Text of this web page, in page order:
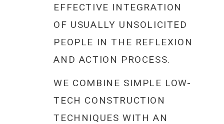
EFFECTIVE INTEGRATION
OF USUALLY UNSOLICITED
PEOPLE IN THE REFLEXION
AND ACTION PROCESS.
WE COMBINE SIMPLE LOW-
TECH CONSTRUCTION
TECHNIQUES WITH AN